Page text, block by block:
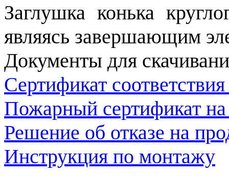
Заглушка конька
являясь завершающим
Документы для
Сертификат
Пожарный сертификат
Решение об отказе на
Инструкция по монтажу